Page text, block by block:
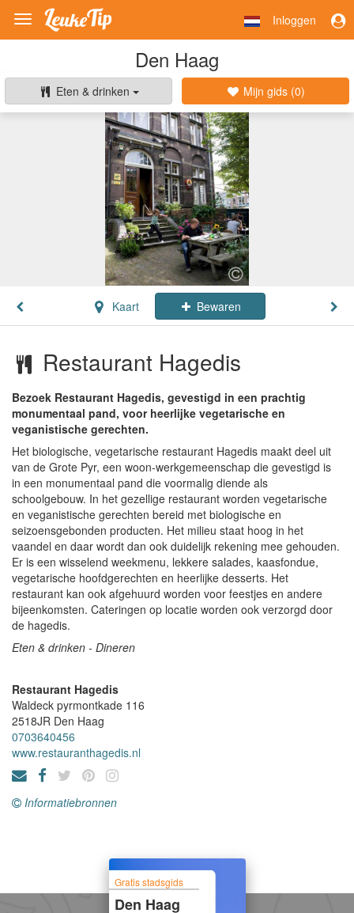
Toggle
navigation
Inloggen
Den Haag
Eten & drinken Mijn gids (0)
Kaart Bewaren
Restaurant Hagedis
Bezoek Restaurant Hagedis, gevestigd in een prachtig
monumentaal pand, voor heerlijke vegetarische en
veganistische gerechten.
Het biologische, vegetarische restaurant Hagedis maakt deel uit
van de Grote Pyr, een woon-werkgemeenschap die gevestigd is
in een monumentaal pand die voormalig diende als
schoolgebouw. In het gezellige restaurant worden vegetarische
en veganistische gerechten bereid met biologische en
seizoensgebonden producten. Het milieu staat hoog in het
vaandel en daar wordt dan ook duidelijk rekening mee gehouden.
Er is een wisselend weekmenu, lekkere salades, kaasfondue,
vegetarische hoofdgerechten en heerlijke desserts. Het
restaurant kan ook afgehuurd worden voor feestjes en andere
bijeenkomsten. Cateringen op locatie worden ook verzorgd door
de hagedis.
Eten & drinken - Dineren
Restaurant Hagedis
Waldeck pyrmontkade 116
2518JR Den Haag
0703640456
www.restauranthagedis.nl
Informatiebronnen
Gratis stadsgids
Den Haag